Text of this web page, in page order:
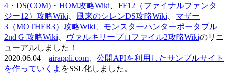
4・DS(COM)・HOM攻略Wiki
FF12（ファイナルファンタ
ジー12）攻略Wiki
風来のシレンDS攻略Wiki
マザー
3（MOTHER3）攻略Wiki
モンスターハンターポータブル
2nd G 攻略Wiki
ヴァルキリープロファイル2攻略Wikiのリニ
ューアルしました！
2020.06.04 airappli.com
公開APIを利用したサンプルサイト
を作っていくよ をSSL化しました。